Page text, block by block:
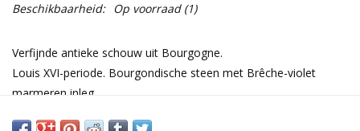
Beschikbaarheid: Op voorraad(1)
Verfijnde antieke schouw uit Bourgogne.
Louis XVI-periode. Bourgondische steen met Brêche-violet
marmeren inleg.